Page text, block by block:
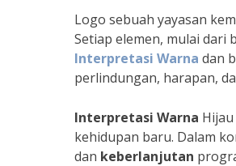
Logo sebuah yayasan
Setiap elemen, mulai dari
Interpretasi Warna dan
perlindungan, harapan,
Interpretasi Warna
kehidupan baru. Dalam
dan keberlanjutan